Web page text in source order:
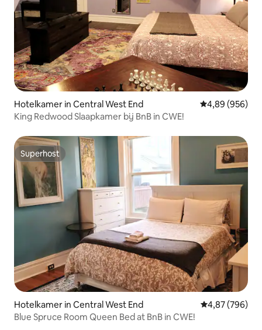
Hotelkamer in Central West End Gemiddelde
4,89 (956)
King Redwood Slaapkamer bij BnB in CWE!
Superhost
Superhost
Hotelkamer in Central West End Gemiddelde
4,87 (796)
Blue Spruce Room Queen Bed at BnB in CWE!